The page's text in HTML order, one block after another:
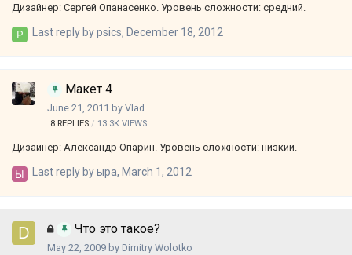
Дизайнер: Сергей Опанасенко. Уровень сложности: средний.
Last reply bypsics, December 18, 2012
Макет 4
June 21, 2011 by Vlad
8 REPLIES 13.3K VIEWS
Дизайнер: Александр Опарин. Уровень сложности: низкий.
Last reply byыра, March 1, 2012
Что это такое?
May 22, 2009 by Dimitry Wolotko